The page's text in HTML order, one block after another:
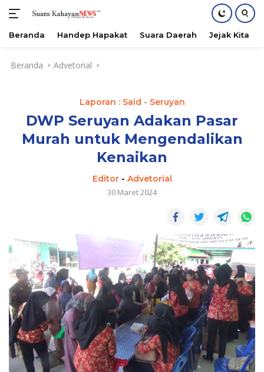
Beranda Handep Hapakat Suara Daerah Jejak Kita
Beranda Advetorial
Laporan : Said - Seruyan
DWP Seruyan Adakan Pasar
Murah untuk Mengendalikan
Kenaikan
Editor- Advetorial
30 Maret 2024